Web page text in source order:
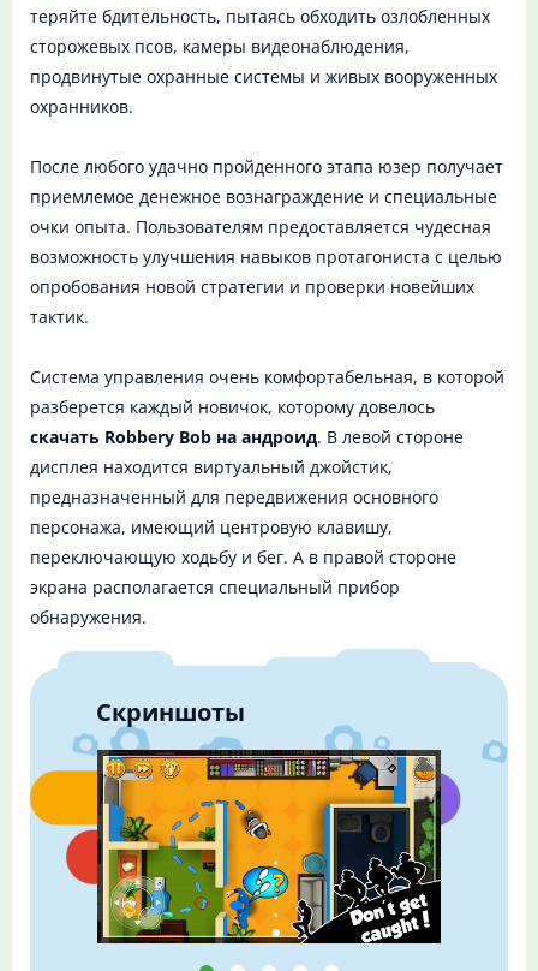
теряйте бдительность, пытаясь обходить озлобленных
сторожевых псов, камеры видеонаблюдения,
продвинутые охранные системы и живых вооруженных
охранников.
После любого удачно пройденного этапа юзер получает
приемлемое денежное вознаграждение и специальные
очки опыта. Пользователям предоставляется чудесная
возможность улучшения навыков протагониста с целью
опробования новой стратегии и проверки новейших
тактик.
Система управления очень комфортабельная, в которой
разберется каждый новичок, которому довелось
скачать Robbery Bob на андроид. В левой стороне
дисплея находится виртуальный джойстик,
предназначенный для передвижения основного
персонажа, имеющий центровую клавишу,
переключающую ходьбу и бег. А в правой стороне
экрана располагается специальный прибор
обнаружения.
Скриншоты